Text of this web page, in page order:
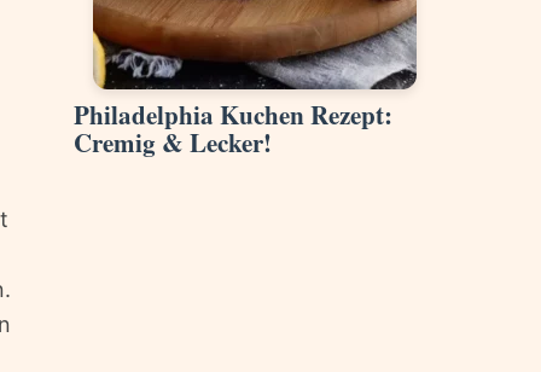
Philadelphia Kuchen Rezept:
Cremig & Lecker!